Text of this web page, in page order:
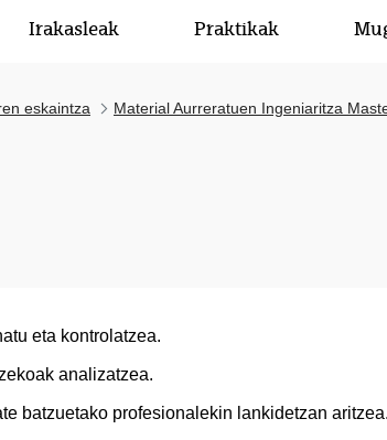
Irakasleak Praktikak
eskaintza Material Aurreratuen Ingeniaritza
eta kontrolatzea.
analizatzea.
batzuetako profesionalekin lankidetzan aritzea.